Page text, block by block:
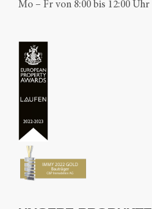
Mo – Fr von 8:00 bis 12:00 Uhr